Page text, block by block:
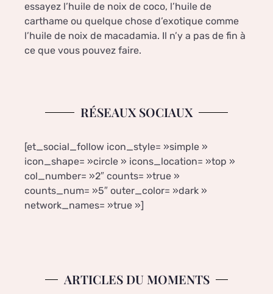
essayez l’huile de noix de coco, l’huile de
carthame ou quelque chose d’exotique comme
l’huile de noix de macadamia. Il n’y a pas de fin à
ce que vous pouvez faire.
RÉSEAUX SOCIAUX
[et_social_follow icon_style= »simple »
icon_shape= »circle » icons_location= »top »
col_number= »2″ counts= »true »
counts_num= »5″ outer_color= »dark »
network_names= »true »]
ARTICLES DU MOMENTS